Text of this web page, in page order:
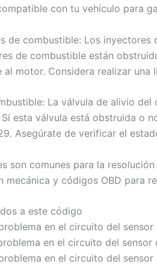
con tu vehículo para
de combustible: Los
de combustible están
motor. Considera realizar
La válvula de alivio
esta válvula está obstruida o
Asegúrate de verificar el
son comunes para la
y códigos OBD para
a este código
en el circuito del sensor
en el circuito del
en el circuito del